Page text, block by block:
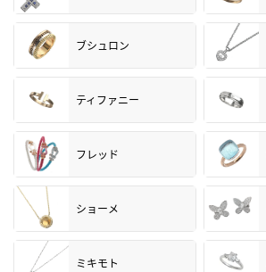
ブシュロン
ティファニー
フレッド
ショーメ
ミキモト